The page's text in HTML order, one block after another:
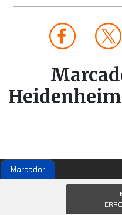
Marcador